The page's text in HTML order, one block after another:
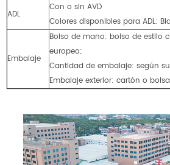
ADL
Con o sin AVD
Colores disponibles para ADL:
Embalaje
Bolso de mano: bolso de estilo
europeo;
Cantidad de embalaje: según
Embalaje exterior: cartón o